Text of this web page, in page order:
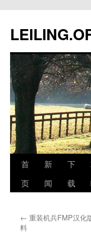
文
首
页
新
闻
下
载
← 重装机兵FMP汉化
料